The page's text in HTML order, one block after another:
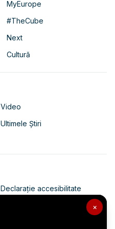
×
MyEurope
#TheCube
Next
Cultură
Video
Ultimele Știri
Declarație accesibilitate
Politica de confidențialitate